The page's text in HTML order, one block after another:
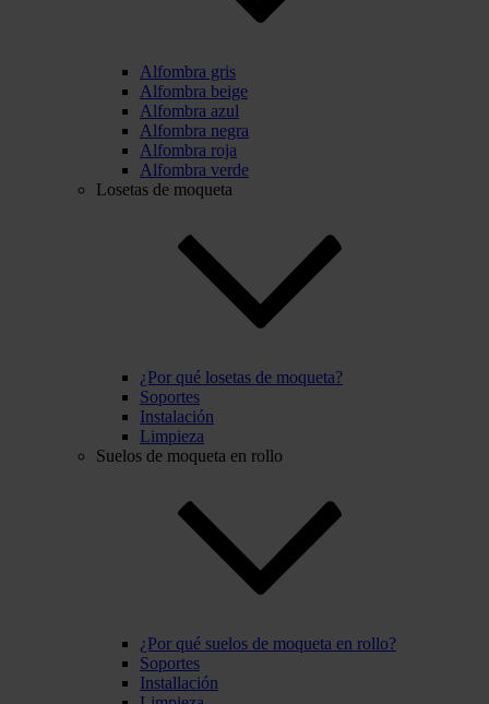
Alfombra gris
Alfombra beige
Alfombra azul
Alfombra negra
Alfombra roja
Alfombra verde
Losetas de moqueta
¿Por qué losetas de moqueta?
Soportes
Instalación
Limpieza
Suelos de moqueta en rollo
¿Por qué suelos de moqueta en rollo?
Soportes
Installación